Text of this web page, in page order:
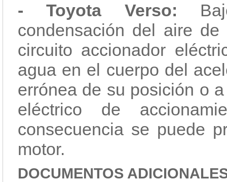
- Toyota Verso:
condensación del aire
circuito accionador
agua en el cuerpo del
errónea de su posición o
eléctrico de
consecuencia se puede
motor.
DOCUMENTOS